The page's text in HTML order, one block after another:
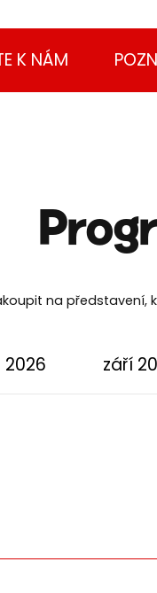
K NÁM
na představení,
2026 září